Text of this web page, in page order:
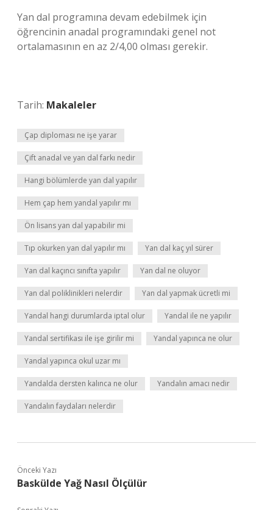
Yan dal programına devam edebilmek için
öğrencinin anadal programındaki genel not
ortalamasının en az 2/4,00 olması gerekir.
Tarih: Makaleler
Çap diploması ne işe yarar
Çift anadal ve yan dal farkı nedir
Hangi bölümlerde yan dal yapılır
Hem çap hem yandal yapılır mı
Ön lisans yan dal yapabilir mi
Tıp okurken yan dal yapılır mı Yan dal kaç yıl sürer
Yan dal kaçıncı sınıfta yapılır Yan dal ne oluyor
Yan dal poliklinikleri nelerdir Yan dal yapmak ücretli mi
Yandal hangi durumlarda iptal olur Yandal ile ne yapılır
Yandal sertifikası ile işe girilir mi Yandal yapınca ne olur
Yandal yapınca okul uzar mı
Yandalda dersten kalınca ne olur Yandalın amacı nedir
Yandalın faydaları nelerdir
Önceki Yazı
Baskülde Yağ Nasıl Ölçülür